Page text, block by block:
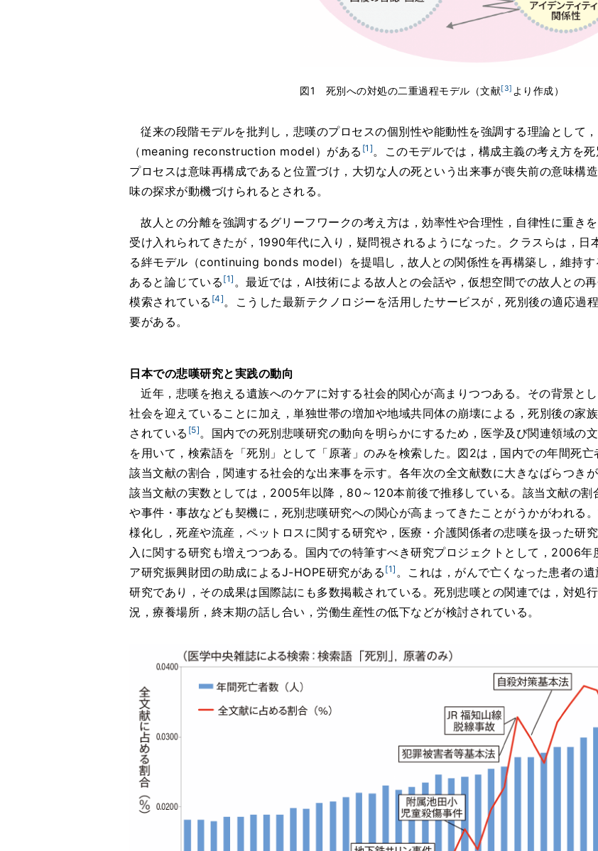
図1 死別への対処の二重過程モデル（文献[3] より作成）
従来の段階モデルを批判し，悲嘆のプロセスの個別性や能動性を強調する理論として
（meaning reconstruction model）がある [1]。このモデルでは，構成主義の考え方を
プロセスは意味再構成であると位置づけ，大切な人の死という出来事が喪失前の意味構
味の探求が動機づけられるとされる。
故人との分離を強調するグリーフワークの考え方は，効率性や合理性，自律性に重き
受け入れられてきたが，1990年代に入り，疑問視されるようになった。クラスらは，日
る絆モデル（continuing bonds model）を提唱し，故人との関係性を再構築し，維持
あると論じている [1] 。最近では，AI技術による故人との会話や，仮想空間での故人との
模索されている [4]。こうした最新テクノロジーを活用したサービスが，死別後の適応過
要がある。
日本での悲嘆研究と実践の動向
近年，悲嘆を抱える遺族へのケアに対する社会的関心が高まりつつある。その背景と
社会を迎えていることに加え，単独世帯の増加や地域共同体の崩壊による，死別後の家
されている [5]。国内での死別悲嘆研究の動向を明らかにするため，医学及び関連領域の
を用いて，検索語を「死別」として「原著」のみを検索した。図2は，国内での年間死
該当文献の割合，関連する社会的な出来事を示す。各年次の全文献数に大きなばらつき
該当文献の実数としては，2005年以降，80～120本前後で推移している。該当文献の
や事件・事故なども契機に，死別悲嘆研究への関心が高まってきたことがうかがわれる
様化し，死産や流産，ペットロスに関する研究や，医療・介護関係者の悲嘆を扱った研
入に関する研究も増えつつある。国内での特筆すべき研究プロジェクトとして，2006
ア研究振興財団の助成によるJ-HOPE研究がある [1] 。これは，がんで亡くなった患者の
研究であり，その成果は国際誌にも多数掲載されている。死別悲嘆との関連では，対処
況，療養場所，終末期の話し合い，労働生産性の低下などが検討されている。